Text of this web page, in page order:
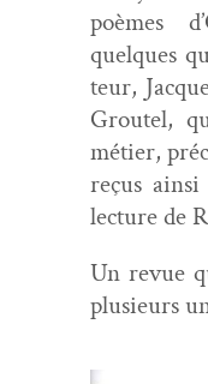
poèmes
quelques
teur,
Grou­tel,
méti­er,
reçus ain­si
lec­ture de
Un revue
plusieurs